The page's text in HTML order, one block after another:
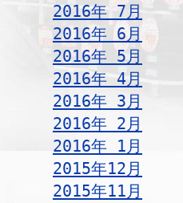
2016年 7月
2016年 6月
2016年 5月
2016年 4月
2016年 3月
2016年 2月
2016年 1月
2015年12月
2015年11月